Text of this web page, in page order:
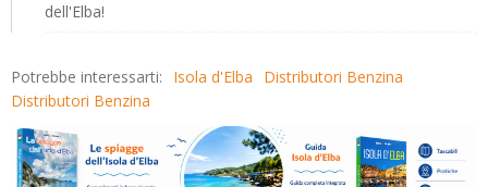
dell'Elba!
Potrebbe interessarti: Isola d'Elba
Distributori Benzina
Distributori Benzina